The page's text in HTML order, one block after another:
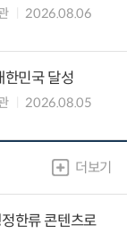
2026.08.06
한민국 달성
2026.08.05
더보기
한류 콘텐츠로